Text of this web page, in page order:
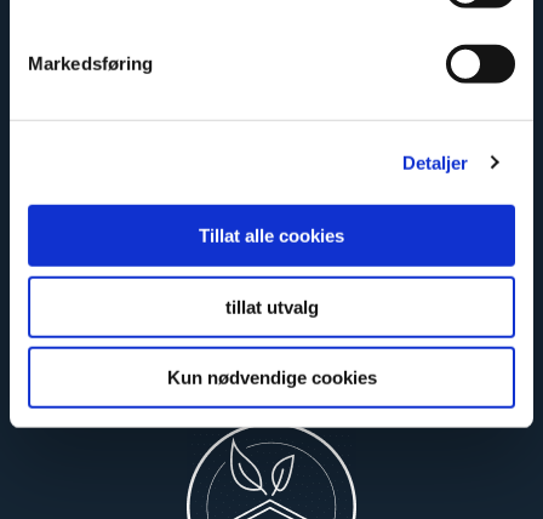
Markedsføring
Detaljer
Tillat alle cookies
tillat utvalg
Kun nødvendige cookies
Limited lifetime warranty
Safe and certified